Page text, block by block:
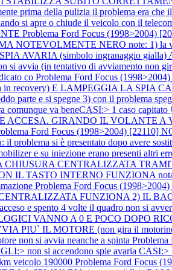
prima della pulizia il problema era che
si apre o chiude il veicolo con il
Problema Ford Focus (1998>2004)
NOTEVOLMENTE NERO note: 1) la
AVARIA (simbolo ingranaggio gialla)
avvia (in tentativo di avviamento non
co Problema Ford Focus
recovery) E LAMPEGGIA LA SPIA
parte e si spegne 3) con il problema
va beneCASI:> 1 caso capitato
GIRANDO IL VOLANTE A
Ford Focus (1998>2004)
si è presentato dopo avere
e su iniezione erano presenti altri
CHIUSURA CENTRALIZZATA
INTERNO FUNZIONA nota:
Problema Ford Focus
FUNZIONA 2) IL
e spento 4 volte il quadro non si
VANNO A 0 E POCO DOPO
PIU` IL MOTORE (non gira il
non si avvia neanche a spinta
non si accendono spie avaria
veicolo 190000 Problema Ford Focus